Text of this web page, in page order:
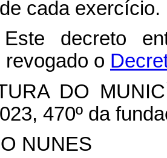
cada exercício.
decreto
revogado o
DO
470º da
NUNES